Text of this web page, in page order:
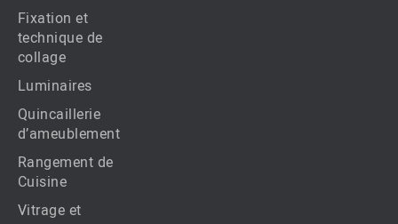
Fixation et
technique de
collage
Luminaires
Quincaillerie
d’ameublement
Rangement de
Cuisine
Vitrage et